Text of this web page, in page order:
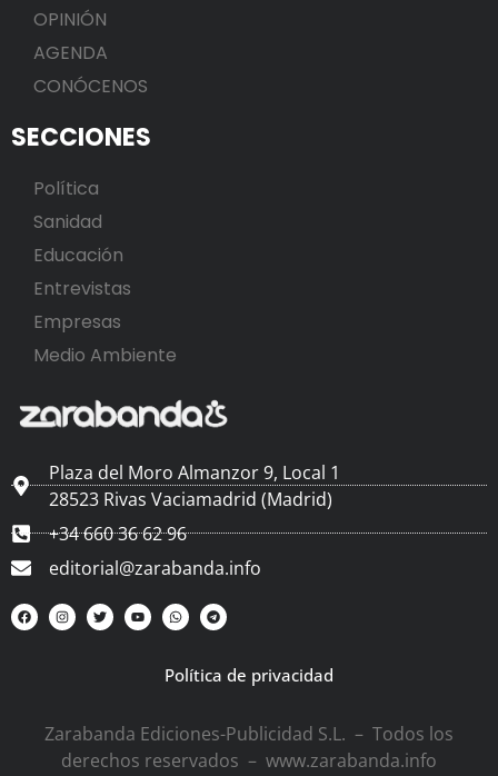
OPINIÓN
AGENDA
CONÓCENOS
SECCIONES
Política
Sanidad
Educación
Entrevistas
Empresas
Medio Ambiente
Plaza del Moro Almanzor 9, Local 1
28523 Rivas Vaciamadrid (Madrid)
+34 660 36 62 96
editorial@zarabanda.info
Política de privacidad
Zarabanda Ediciones-Publicidad S.L. – Todos los
derechos reservados – www.zarabanda.info